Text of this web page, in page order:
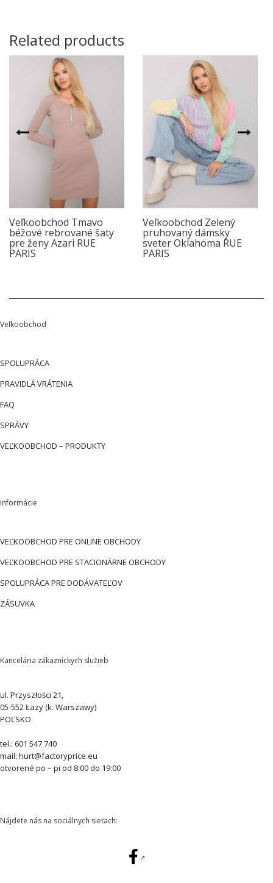
Related products
Veľkoobchod Tmavo
béžové rebrované šaty
pre ženy Azari RUE
PARIS
Veľkoobchod Zelený
pruhovaný dámsky
sveter Oklahoma RUE
PARIS
Veľkoobchod
SPOLUPRÁCA
PRAVIDLÁ VRÁTENIA
FAQ
SPRÁVY
VEĽKOOBCHOD – PRODUKTY
Informácie
VEĽKOOBCHOD PRE ONLINE OBCHODY
VEĽKOOBCHOD PRE STACIONÁRNE OBCHODY
SPOLUPRÁCA PRE DODÁVATEĽOV
ZÁSUVKA
Kancelária zákazníckych služieb
ul. Przyszłości 21,
05-552 Łazy (k. Warszawy)
POĽSKO
tel.: 601 547 740
mail: hurt@factoryprice.eu
otvorené po – pi od 8:00 do 19:00
Nájdete nás na sociálnych sieťach: